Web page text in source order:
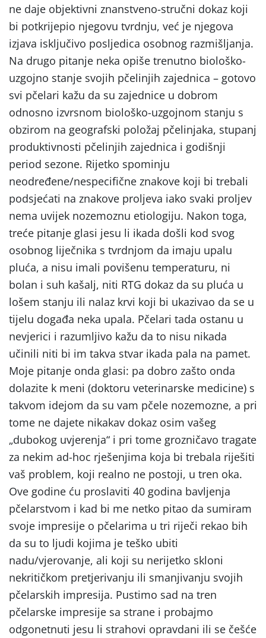
ne daje objektivni znanstveno-stručni dokaz koji
bi potkrijepio njegovu tvrdnju, već je njegova
izjava isključivo posljedica osobnog razmišljanja.
Na drugo pitanje neka opiše trenutno biološko-
uzgojno stanje svojih pčelinjih zajednica – gotovo
svi pčelari kažu da su zajednice u dobrom
odnosno izvrsnom biološko-uzgojnom stanju s
obzirom na geografski položaj pčelinjaka, stupanj
produktivnosti pčelinjih zajednica i godišnji
period sezone. Rijetko spominju
neodređene/nespecifične znakove koji bi trebali
podsjećati na znakove proljeva iako svaki proljev
nema uvijek nozemoznu etiologiju. Nakon toga,
treće pitanje glasi jesu li ikada došli kod svog
osobnog liječnika s tvrdnjom da imaju upalu
pluća, a nisu imali povišenu temperaturu, ni
bolan i suh kašalj, niti RTG dokaz da su pluća u
lošem stanju ili nalaz krvi koji bi ukazivao da se u
tijelu događa neka upala. Pčelari tada ostanu u
nevjerici i razumljivo kažu da to nisu nikada
učinili niti bi im takva stvar ikada pala na pamet.
Moje pitanje onda glasi: pa dobro zašto onda
dolazite k meni (doktoru veterinarske medicine) s
takvom idejom da su vam pčele nozemozne, a pri
tome ne dajete nikakav dokaz osim vašeg
„dubokog uvjerenja“ i pri tome grozničavo tragate
za nekim ad-hoc rješenjima koja bi trebala riješiti
vaš problem, koji realno ne postoji, u tren oka.
Ove godine ću proslaviti 40 godina bavljenja
pčelarstvom i kad bi me netko pitao da sumiram
svoje impresije o pčelarima u tri riječi rekao bih
da su to ljudi kojima je teško ubiti
nadu/vjerovanje, ali koji su nerijetko skloni
nekritičkom pretjerivanju ili smanjivanju svojih
pčelarskih impresija. Pustimo sad na tren
pčelarske impresije sa strane i probajmo
odgonetnuti jesu li strahovi opravdani ili se češće